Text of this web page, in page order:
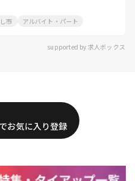
市 アルバイト・パート
supported by 求人ボックス
お気に入り登録